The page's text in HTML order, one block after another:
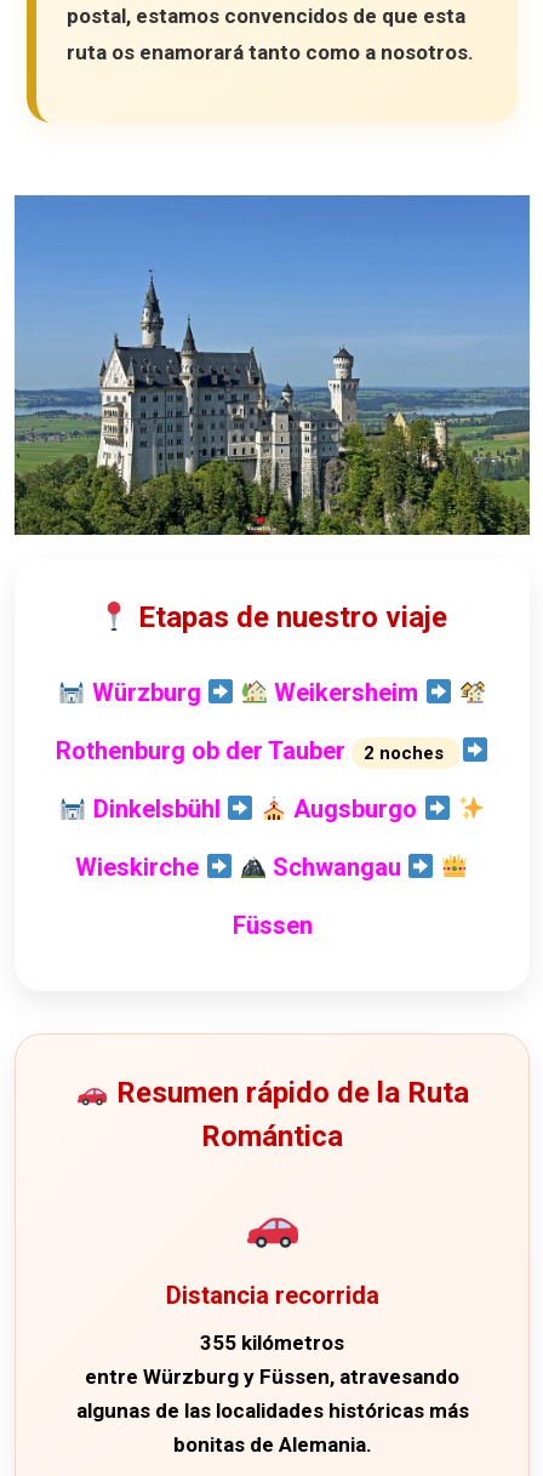
postal, estamos convencidos de que esta
ruta os enamorará tanto como a nosotros.
Etapas de nuestro viaje
Würzburg
Weikersheim
Rothenburg ob der Tauber
2 noches
Dinkelsbühl
Augsburgo
Wieskirche
Schwangau
Füssen
Resumen rápido de la Ruta
Romántica
Distancia recorrida
355 kilómetros
entre Würzburg y Füssen, atravesando
algunas de las localidades históricas más
bonitas de Alemania.